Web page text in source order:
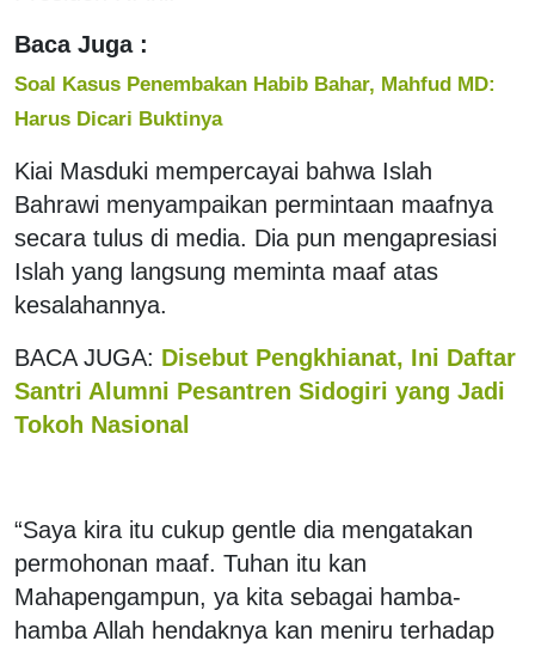
Baca Juga :
Soal Kasus Penembakan Habib Bahar, Mahfud MD:
Harus Dicari Buktinya
Kiai Masduki mempercayai bahwa Islah
Bahrawi menyampaikan permintaan maafnya
secara tulus di media. Dia pun mengapresiasi
Islah yang langsung meminta maaf atas
kesalahannya.
BACA JUGA: Disebut Pengkhianat, Ini Daftar
Santri Alumni Pesantren Sidogiri yang Jadi
Tokoh Nasional
“Saya kira itu cukup gentle dia mengatakan
permohonan maaf. Tuhan itu kan
Mahapengampun, ya kita sebagai hamba-
hamba Allah hendaknya kan meniru terhadap